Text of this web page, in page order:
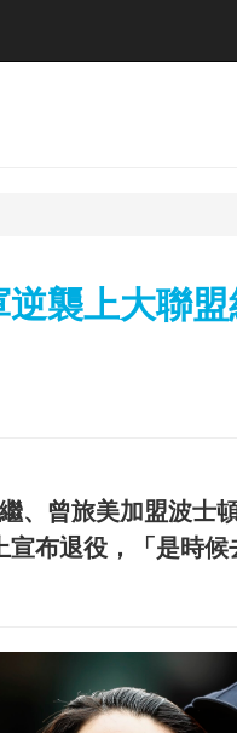
逆襲上大聯
、曾旅美加盟波士
布退役，「是時